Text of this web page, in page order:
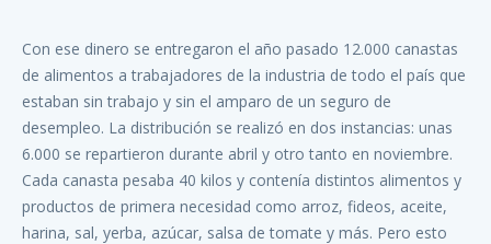
Con ese dinero se entregaron el año pasado 12.000 canastas
de alimentos a trabajadores de la industria de todo el país que
estaban sin trabajo y sin el amparo de un seguro de
desempleo. La distribución se realizó en dos instancias: unas
6.000 se repartieron durante abril y otro tanto en noviembre.
Cada canasta pesaba 40 kilos y contenía distintos alimentos y
productos de primera necesidad como arroz, fideos, aceite,
harina, sal, yerba, azúcar, salsa de tomate y más. Pero esto